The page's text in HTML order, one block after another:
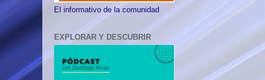
El informativo de la comunidad
EXPLORAR Y DESCUBRIR